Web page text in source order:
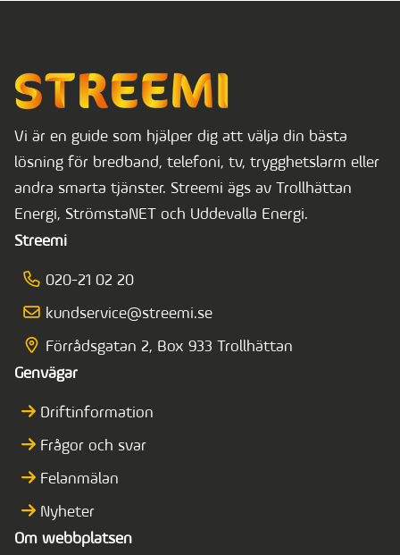
Vi är en guide som hjälper dig att välja din bästa
lösning för bredband, telefoni, tv, trygghetslarm eller
andra smarta tjänster. Streemi ägs av Trollhättan
Energi, StrömstaNET och Uddevalla Energi.
Streemi
020-21 02 20
kundservice@streemi.se
Förrådsgatan 2, Box 933 Trollhättan
Genvägar
Driftinformation
Frågor och svar
Felanmälan
Nyheter
Om webbplatsen